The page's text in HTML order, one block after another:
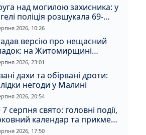
над могилою захисника: у
поліція розшукала 69-
зловмисника
2026, 10:26
версію про нещасний
на Житомирщині
чоловіка за вбивство
2026, 23:01
дахи та обірвані дроти:
негоди у Малині
2026, 20:54
серпня свято: головні події,
календар та прикмети
2026, 17:50